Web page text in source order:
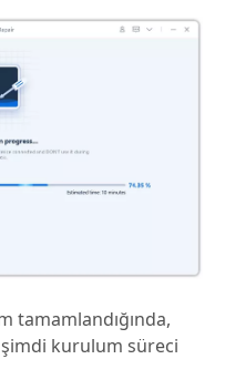
tamamlandığında,
şimdi kurulum süreci